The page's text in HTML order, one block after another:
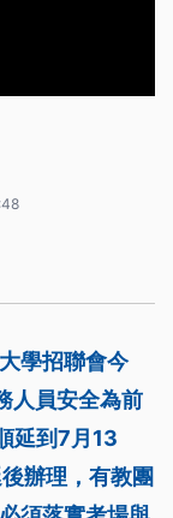
學招聯會今
人員安全為前
延到7月13
辦理，有教團